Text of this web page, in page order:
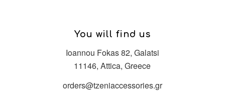
You will find us
Ioannou Fokas 82, Galatsi
11146, Attica, Greece
orders@tzeniaccessories.gr